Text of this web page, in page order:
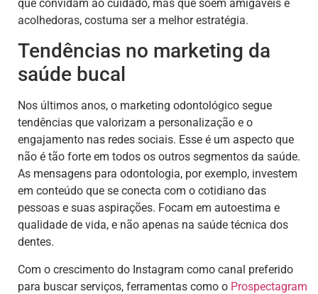
que convidam ao cuidado, mas que soem amigáveis e
acolhedoras, costuma ser a melhor estratégia.
Tendências no marketing da
saúde bucal
Nos últimos anos, o marketing odontológico segue
tendências que valorizam a personalização e o
engajamento nas redes sociais. Esse é um aspecto que
não é tão forte em todos os outros segmentos da saúde.
As mensagens para odontologia, por exemplo, investem
em conteúdo que se conecta com o cotidiano das
pessoas e suas aspirações. Focam em autoestima e
qualidade de vida, e não apenas na saúde técnica dos
dentes.
Com o crescimento do Instagram como canal preferido
para buscar serviços, ferramentas como o Prospectagram